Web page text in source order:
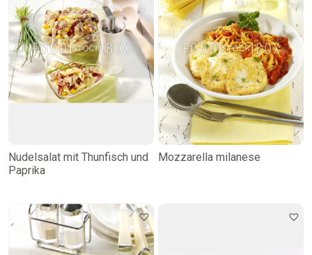
Nudelsalat mit Thunfisch und
Paprika
Mozzarella milanese